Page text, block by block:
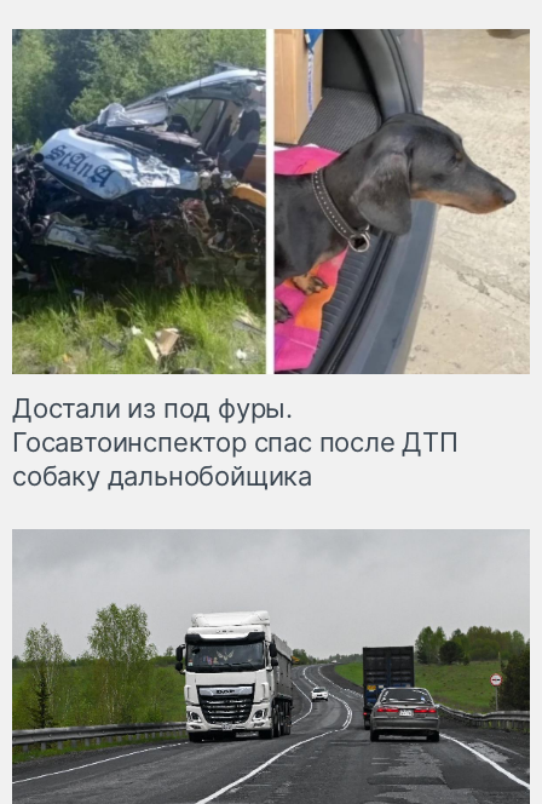
Достали из под фуры.
Госавтоинспектор спас после ДТП
собаку дальнобойщика